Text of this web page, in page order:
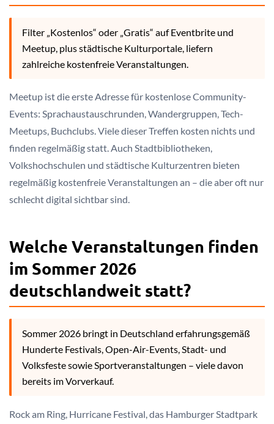
Filter „Kostenlos“ oder „Gratis“ auf Eventbrite und
Meetup, plus städtische Kulturportale, liefern
zahlreiche kostenfreie Veranstaltungen.
Meetup ist die erste Adresse für kostenlose Community-
Events: Sprachaustauschrunden, Wandergruppen, Tech-
Meetups, Buchclubs. Viele dieser Treffen kosten nichts und
finden regelmäßig statt. Auch Stadtbibliotheken,
Volkshochschulen und städtische Kulturzentren bieten
regelmäßig kostenfreie Veranstaltungen an – die aber oft nur
schlecht digital sichtbar sind.
Welche Veranstaltungen finden
im Sommer 2026
deutschlandweit statt?
Sommer 2026 bringt in Deutschland erfahrungsgemäß
Hunderte Festivals, Open-Air-Events, Stadt- und
Volksfeste sowie Sportveranstaltungen – viele davon
bereits im Vorverkauf.
Rock am Ring, Hurricane Festival, das Hamburger Stadtpark